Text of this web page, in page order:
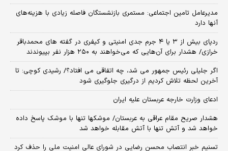
مدیرعامل تامین اجتماعی: مستمری بازنشستگان فاصله زیادی با هزینه‌های
آنها دارد
ردپای بیش از ۳ یا ۴ جرم جدی امنیتی و کیفری در گفته های محمدباقر
خرازی/ هشدار برای آن‌هایی که می‌خواهند به ۲۵۰ هزار نفر بپیوندند
اگر جلیلی رئیس جمهور می شد، چه اتفاقی می افتاد؟/ رشیدی کوچی: تا
آخرین لحظه تلاش کردیم از درگیری جلوگیری شود
ادعای وزارت خارجه عربستان علیه ایران
هشدار صریح مقام عراقی به عربستان/ موشکها تنها با موشک پاسخ داده
خواهد شد و آتش تنها با آتش مقابله خواهد شد
تسنیم خبر انتصاب محسن رضایی در شورای عالی امنیت ملی را حذف کرد